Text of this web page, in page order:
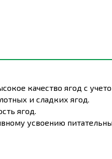
качество ягод с
и сладких ягод.
ягод.
усвоению